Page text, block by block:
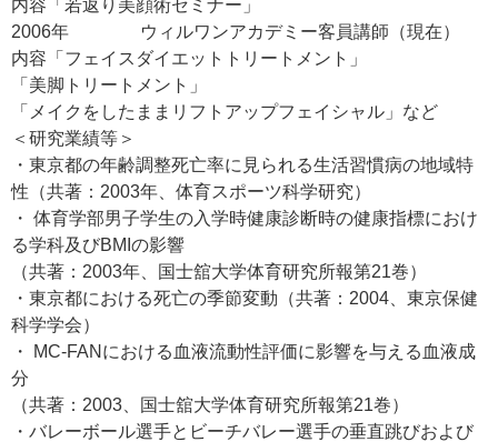
内容「若返り美顔術セミナー」
2006年 ウィルワンアカデミー客員講師（現在）
内容「フェイスダイエットトリートメント」
「美脚トリートメント」
「メイクをしたままリフトアップフェイシャル」など
＜研究業績等＞
・東京都の年齢調整死亡率に見られる生活習慣病の地域特
性（共著：2003年、体育スポーツ科学研究）
・ 体育学部男子学生の入学時健康診断時の健康指標におけ
る学科及びBMIの影響
（共著：2003年、国士舘大学体育研究所報第21巻）
・東京都における死亡の季節変動（共著：2004、東京保健
科学学会）
・ MC-FANにおける血液流動性評価に影響を与える血液成
分
（共著：2003、国士舘大学体育研究所報第21巻）
・バレーボール選手とビーチバレー選手の垂直跳びおよび